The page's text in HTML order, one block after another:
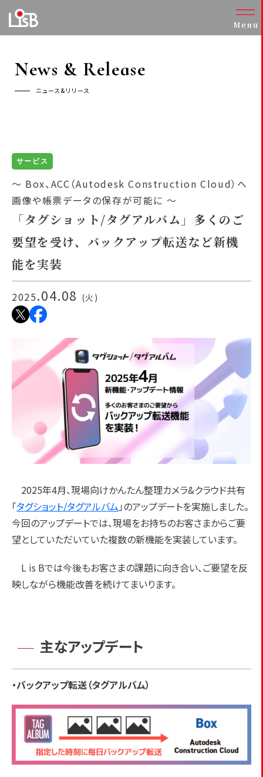
Menu
News & Release
ニュース&リリース
サービス
～ Box、ACC（Autodesk Construction Cloud）へ
画像や帳票データの保存が可能に ～
「タグショット/タグアルバム」多くのご
要望を受け、 バックアップ転送など新機
能を実装
2025.04.08 (火)
2025年4月、現場向けかんたん整理カメラ&クラウド共有
「タグショット/タグアルバム 」のアップデートを実施しました。
今回のアップデートでは、現場をお持ちのお客さまからご要
望としていただいていた複数の新機能を実装しています。
L is Bでは今後もお客さまの課題に向き合い、ご要望を反
映しながら機能改善を続けてまいります。
主なアップデート
・バックアップ転送（タグアルバム）